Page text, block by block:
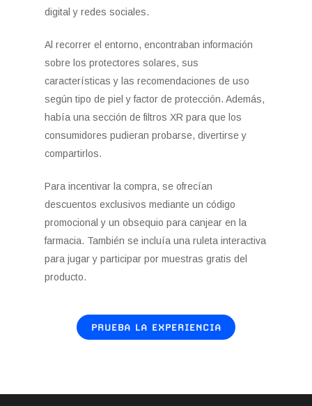
digital y redes sociales.
Al recorrer el entorno, encontraban información
sobre los protectores solares, sus
características y las recomendaciones de uso
según tipo de piel y factor de protección. Además,
había una sección de filtros XR para que los
consumidores pudieran probarse, divertirse y
compartirlos.
Para incentivar la compra, se ofrecían
descuentos exclusivos mediante un código
promocional y un obsequio para canjear en la
farmacia. También se incluía una ruleta interactiva
para jugar y participar por muestras gratis del
producto.
PRUEBA LA EXPERIENCIA